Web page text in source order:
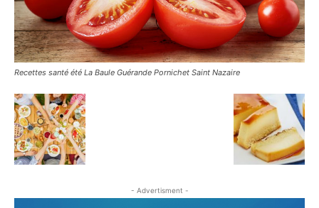
Recettes santé été La Baule Guérande Pornichet Saint Nazaire
- Advertisment -